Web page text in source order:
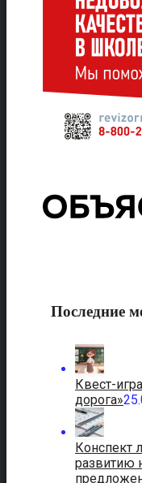
Последние
Квест-
дорога»
Конспект
развитию